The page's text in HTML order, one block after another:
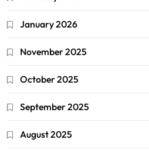
January 2026
November 2025
October 2025
September 2025
August 2025